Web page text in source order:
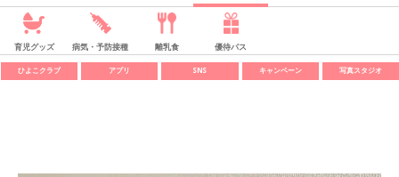
育児グッズ 病気・予防接種 離乳食 優待パス
ひよこクラブ アプリ SNS キャンペーン 写真スタジオ